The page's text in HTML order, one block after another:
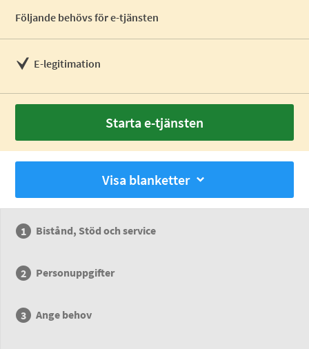
Följande behövs för e-tjänsten
E-legitimation
Starta e-tjänsten
Visa blanketter
Bistånd, Stöd och service
Personuppgifter
Ange behov